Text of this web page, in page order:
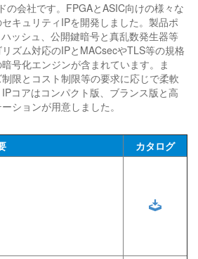
の会社です。FPGAとASIC向けの様々な
キュリティIPを開発しました。製品ポ
ッシュ、公開鍵暗号と真乱数発生器等
ズム対応のIPとMACsecやTLS等の規格
号化エンジンが含まれています。ま
限とコスト制限等の要求に応じで柔軟
コアはコンパクト版、ブランス版と高
ションが用意しました。
カタログ